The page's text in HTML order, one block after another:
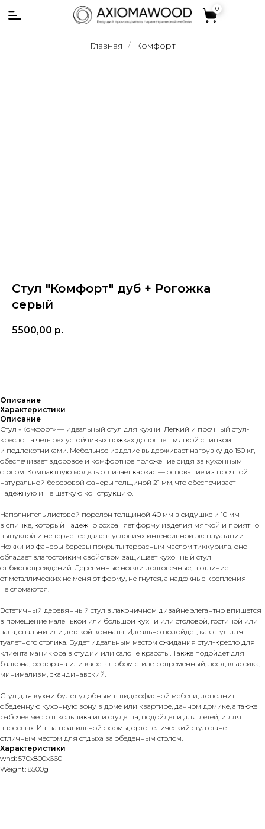
0
0
Главная Комфорт
Стул "Комфорт" дуб + Рогожка
серый
5500,00 р.
Описание
Характеристики
Описание
Стул «Комфорт» — идеальный стул для кухни! Легкий и прочный стул-
кресло на четырех устойчивых ножках дополнен мягкой спинкой
и подлокотниками. Мебельное изделие выдерживает нагрузку до 150 кг,
обеспечивает здоровое и комфортное положение сидя за кухонным
столом. Компактную модель отличает каркас — основание из прочной
натуральной березовой фанеры толщиной 21 мм, что обеспечивает
надежную и не шаткую конструкцию.
Наполнитель листовой поролон толщиной 40 мм в сидушке и 10 мм
в спинке, который надежно сохраняет форму изделия мягкой и приятно
выпуклой и не теряет ее даже в условиях интенсивной эксплуатации.
Ножки из фанеры березы покрыты террасным маслом тиккурила, оно
обладает влагостойким свойством защищает кухонный стул
от биоповреждений. Деревянные ножки долговечные, в отличие
от металлических не меняют форму, не гнутся, а надежные крепления
не сломаются.
Эстетичный деревянный стул в лаконичном дизайне элегантно впишется
в помещение маленькой или большой кухни или столовой, гостиной или
зала, спальни или детской комнаты. Идеально подойдет, как стул для
туалетного столика. Будет идеальным местом ожидания стул-кресло для
клиента маникюра в студии или салоне красоты. Также подойдет для
балкона, ресторана или кафе в любом стиле: современный, лофт, классика,
минимализм, скандинавский.
Стул для кухни будет удобным в виде офисной мебели, дополнит
обеденную кухонную зону в доме или квартире, дачном домике, а также
рабочее место школьника или студента, подойдет и для детей, и для
взрослых. Из-за правильной формы, ортопедический стул станет
отличным местом для отдыха за обеденным столом.
Характеристики
whd: 570x800x660
Weight: 8500g